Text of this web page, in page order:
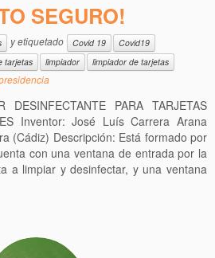
SEGURO!
y etiquetado Covid 19
Covid19
tarjetas limpiador
limpiador de tarjetas
DESINFECTANTE PARA TARJETAS
Inventor: José Luís Carrera Arana
(Cádiz) Descripción: Está formado por
con una ventana de entrada por la
a limpiar y desinfectar, y una ventana